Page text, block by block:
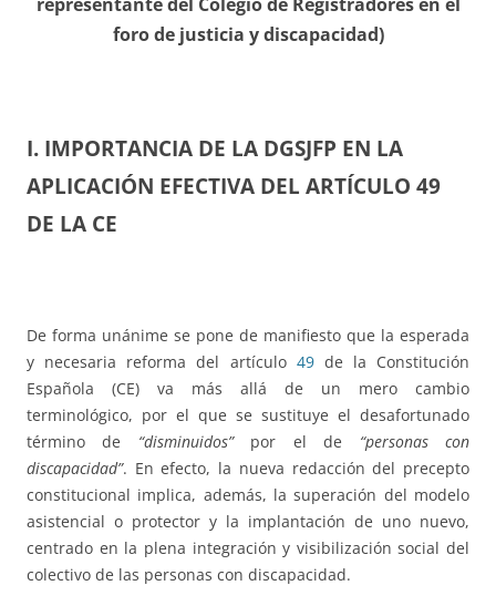
foro de justicia y discapacidad)
I. IMPORTANCIA DE LA DGSJFP EN LA
APLICACIÓN EFECTIVA DEL ARTÍCULO 49
DE LA CE
De forma unánime se pone de manifiesto que la esperada
y necesaria reforma del artículo 49de la Constitución
Española (CE) va más allá de un mero cambio
terminológico, por el que se sustituye el desafortunado
término de “disminuidos” por el de “personas con
discapacidad”. En efecto, la nueva redacción del precepto
constitucional implica, además, la superación del modelo
asistencial o protector y la implantación de uno nuevo,
centrado en la plena integración y visibilización social del
colectivo de las personas con discapacidad.